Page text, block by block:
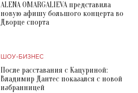
ALENA OMARGALIEVA представила
новую афишу большого концерта во
Дворце спорта
ШОУ-БИЗНЕС
После расставания с Кацуриной:
Владимир Дантес показался с новой
избранницей